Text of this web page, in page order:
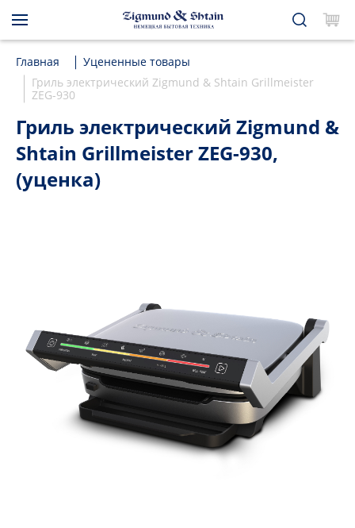
Главная
Уцененные товары
Гриль электрический Zigmund & Shtain Grillmeister
ZEG-930
Гриль электрический Zigmund &
Shtain Grillmeister ZEG-930,
(уценка)